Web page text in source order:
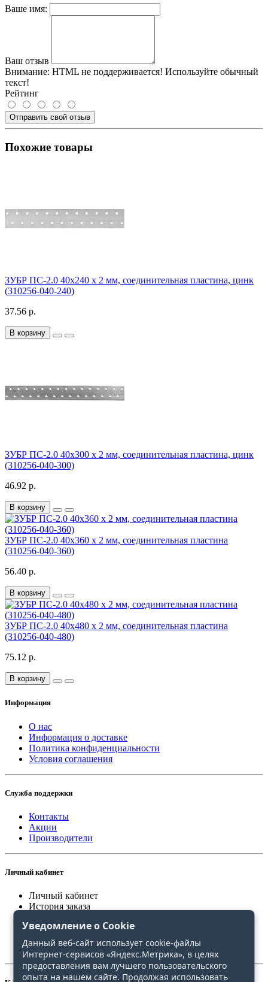
Ваше имя:
Ваш отзыв
Внимание: HTML не поддерживается! Используйте обычный
текст!
Рейтинг
Отправить свой отзыв
Похожие товары
ЗУБР ПС-2.0 40х240 х 2 мм, соединительная пластина, цинк
(310256-040-240)
37.56 р.
В корзину
ЗУБР ПС-2.0 40х300 х 2 мм, соединительная пластина, цинк
(310256-040-300)
46.92 р.
В корзину
ЗУБР ПС-2.0 40х360 х 2 мм, соединительная пластина
(310256-040-360)
56.40 р.
В корзину
ЗУБР ПС-2.0 40х480 х 2 мм, соединительная пластина
(310256-040-480)
75.12 р.
В корзину
Информация
О нас
Информация о доставке
Политика конфиденциальности
Условия соглашения
Служба поддержки
Контакты
Акции
Производители
Личный кабинет
Личный кабинет
История заказа
Сравнение
Уведомление о Cookie
Данный веб-сайт использует cookie-файлы
Интернет-сервисов «Яндекс.Метрика», в целях
предоставления вам лучшего пользовательского
опыта на нашем сайте. Продолжая использовать